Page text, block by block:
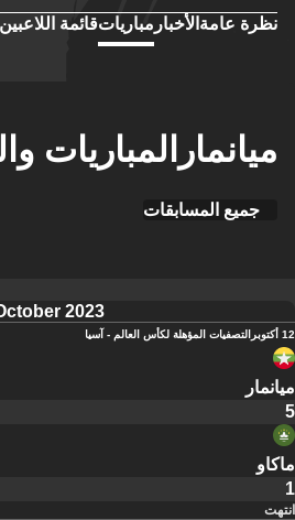
نظرة عامة الأخبار مبارياتقائمة اللاعبين
ميانمارالمباريات
جميع المسابقات
2023
12 أكتوبر التصفيات المؤهلة لكأس العالم - آسيا
ميانمار
5
ماكاو
1
انتهت